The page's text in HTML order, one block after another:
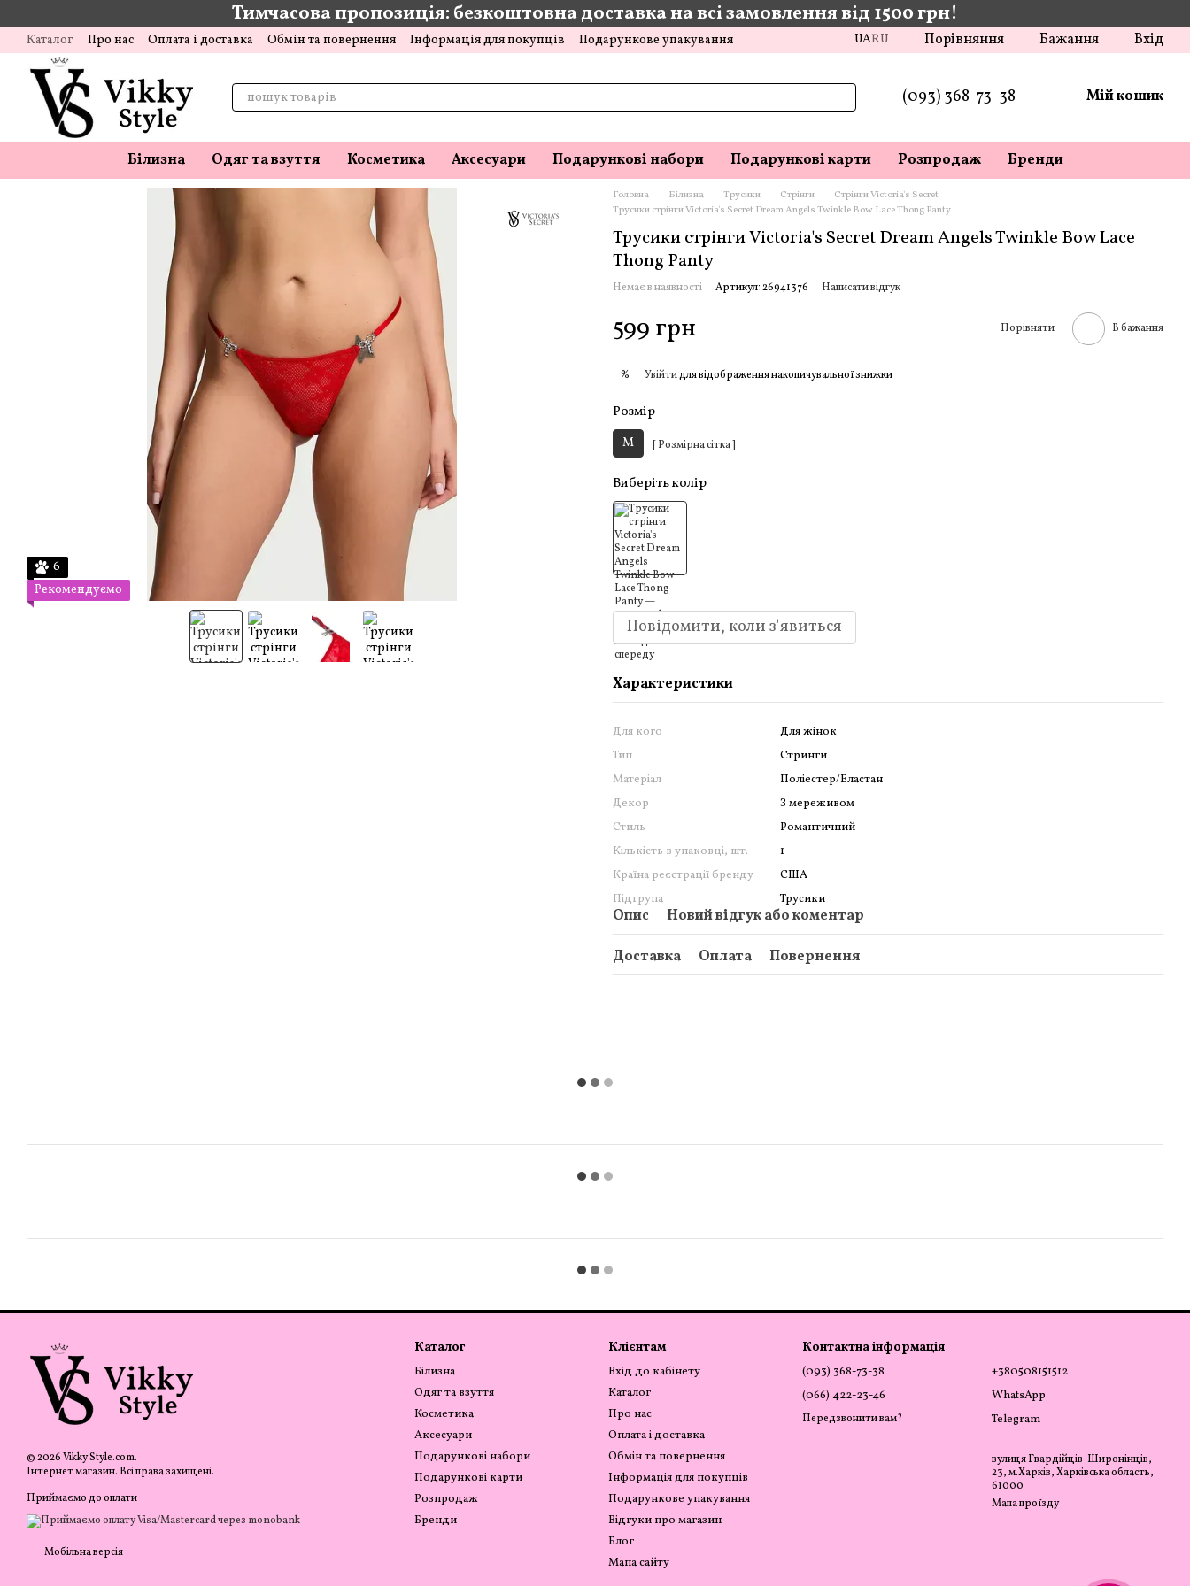
Тимчасова пропозиція: безкоштовна доставка на всі замовлення від 1500 грн!
Каталог Про нас Оплата і доставка Обмін та повернення Інформація для покупців
Подарункове упакування
Відгуки про магазин
Блог
UARU Порівняння Бажання Вхід
(093) 368-73-38 Мій кошик
Білизна Одяг та взуття Косметика Аксесуари Подарункові набори Подарункові карти Розпродаж Бренди
6
Рекомендуємо
Головна Білизна Трусики Стрінги
Стрінги Victoria's Secret
Трусики стрінги Victoria's Secret Dream Angels Twinkle Bow Lace Thong Panty
Трусики стрінги Victoria's Secret Dream Angels Twinkle Bow Lace
Thong Panty
Немає в наявності Артикул: 26941376 Написати відгук
599 грн Порівняти В бажання
% Увійтидля відображення накопичувальної знижки
Розмір
M [ Розмірна сітка ]
Виберіть колір
Повідомити, коли з'явиться
Характеристики
Для кого
Для жінок
Тип
Стринги
Матеріал
Поліестер/Еластан
Декор
З мереживом
Стиль
Романтичний
Кількість в упаковці, шт.
1
Країна реєстрації бренду
США
Підгрупа
Трусики
Опис Новий відгук або коментар
Доставка Оплата Повернення
© 2026 Vikky Style.com.
Інтернет магазин. Всі права захищені.
Приймаємо до оплати
Мобільна версія
Каталог
Білизна
Одяг та взуття
Косметика
Аксесуари
Подарункові набори
Подарункові карти
Розпродаж
Бренди
Клієнтам
Вхід до кабінету
Каталог
Про нас
Оплата і доставка
Обмін та повернення
Інформація для покупців
Подарункове упакування
Відгуки про магазин
Блог
Мапа сайту
Контактна інформація
(093) 368-73-38
(066) 422-23-46
Передзвонити вам?
+380508151512
WhatsApp
Telegram
вулиця Гвардійців-Широнінців,
23, м.Харків, Харківська область,
61000
Мапа проїзду